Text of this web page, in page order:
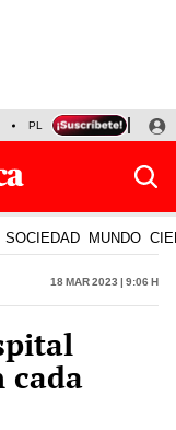
PLAZA VEA
SOCIEDAD MUNDO
18 Mar 2023 | 9:06 h
cada